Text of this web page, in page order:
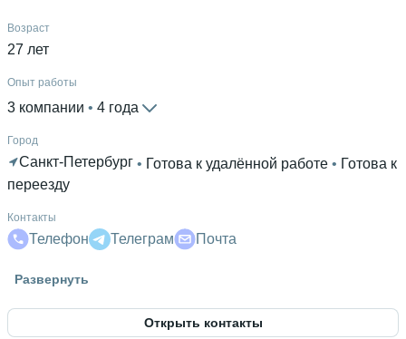
Возраст
27 лет
Опыт работы
3 компании 4 года
Город
Санкт-Петербург • Готова к удалённой работе • Готова к
переезду
Контакты
Телефон Телеграм Почта
Высшее образование
программирования
• 9 месяцев
Развернуть
Открыть контакты